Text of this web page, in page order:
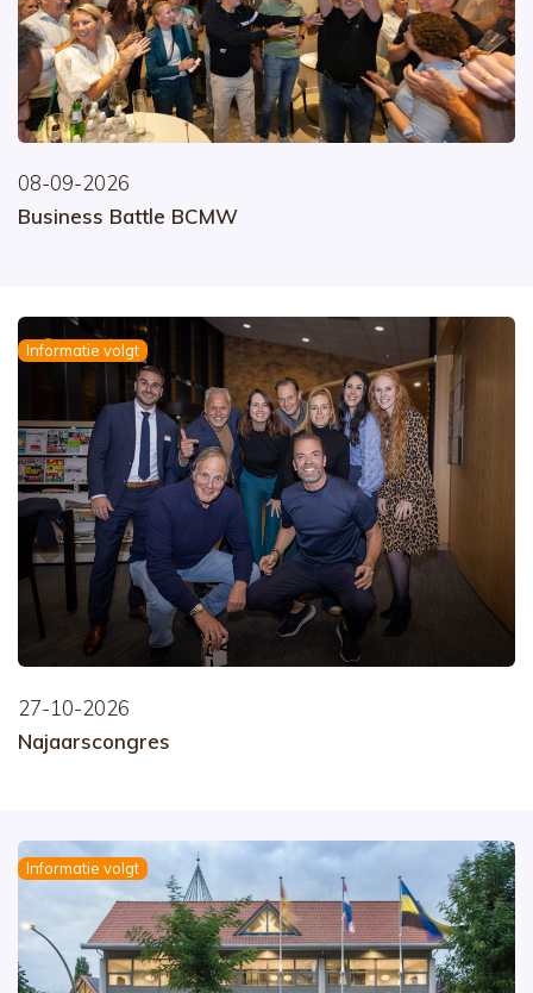
08-09-2026
Business Battle BCMW
Informatie volgt
27-10-2026
Najaarscongres
Informatie volgt